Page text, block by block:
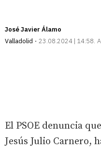
José Javier Álamo
Valladolid
23.08.2024 | 14:58
El PSOE denuncia
Jesús Julio Carnero,